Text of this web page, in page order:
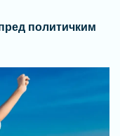
политичким